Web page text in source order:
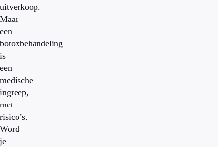
uitverkoop.
Maar
een
botoxbehandeling
is
een
medische
ingreep,
met
risico’s.
Word
je